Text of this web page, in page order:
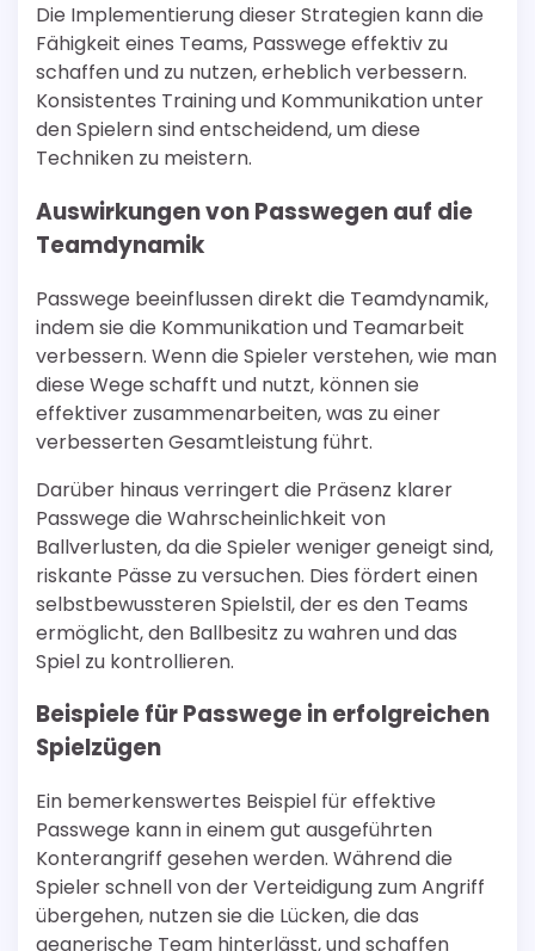
Die Implementierung dieser Strategien kann die
Fähigkeit eines Teams, Passwege effektiv zu
schaffen und zu nutzen, erheblich verbessern.
Konsistentes Training und Kommunikation unter
den Spielern sind entscheidend, um diese
Techniken zu meistern.
Auswirkungen von Passwegen auf die
Teamdynamik
Passwege beeinflussen direkt die Teamdynamik,
indem sie die Kommunikation und Teamarbeit
verbessern. Wenn die Spieler verstehen, wie man
diese Wege schafft und nutzt, können sie
effektiver zusammenarbeiten, was zu einer
verbesserten Gesamtleistung führt.
Darüber hinaus verringert die Präsenz klarer
Passwege die Wahrscheinlichkeit von
Ballverlusten, da die Spieler weniger geneigt sind,
riskante Pässe zu versuchen. Dies fördert einen
selbstbewussteren Spielstil, der es den Teams
ermöglicht, den Ballbesitz zu wahren und das
Spiel zu kontrollieren.
Beispiele für Passwege in erfolgreichen
Spielzügen
Ein bemerkenswertes Beispiel für effektive
Passwege kann in einem gut ausgeführten
Konterangriff gesehen werden. Während die
Spieler schnell von der Verteidigung zum Angriff
übergehen, nutzen sie die Lücken, die das
gegnerische Team hinterlässt, und schaffen